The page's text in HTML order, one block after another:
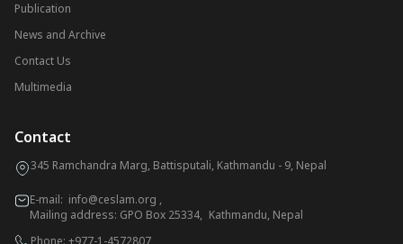
Publication
News and Archive
Contact Us
Multimedia
Contact
345 Ramchandra Marg, Battisputali, Kathmandu - 9, Nepal
E-mail: info@ceslam.org ,
Mailing address: GPO Box 25334, Kathmandu, Nepal
Phone: +977-1-4572807